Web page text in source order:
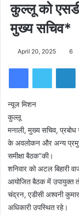
कुल्लू को
मुख्य सचिव*
April 20, 2025 6
न्यूज मिशन
कुल्लू
मनाली, मुख्य सचिव,
के अवलोकन और अन्य प्रमुख
समीक्षा बैठक”की।
शनिवार को अटल बिहारी
आयोजित बैठक में उपायुक्त
चंद्रन, एडीसी अश्वनी
अधिकारी उपस्थित रहे।